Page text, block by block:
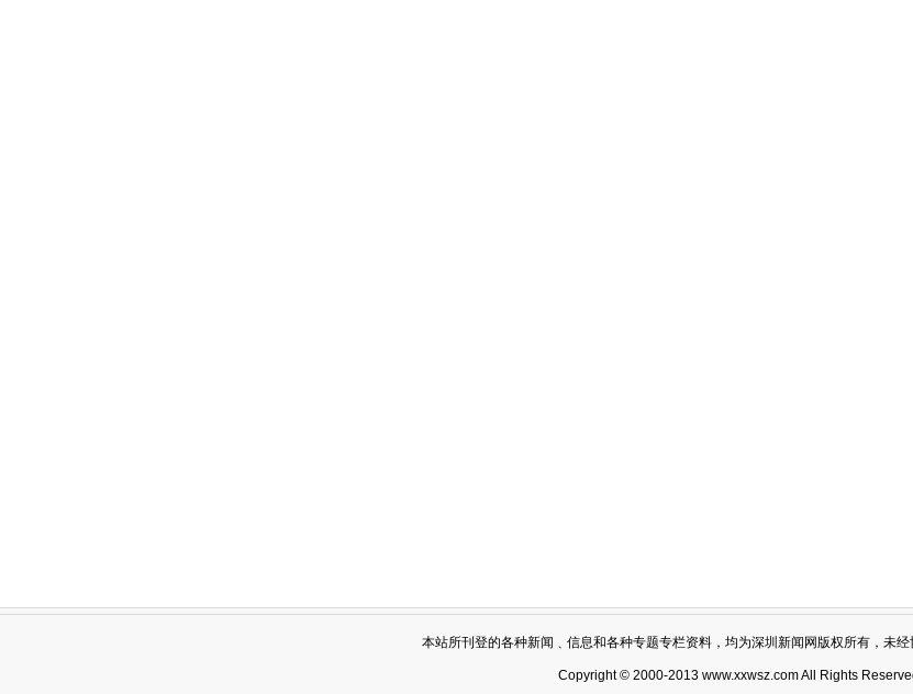
本站所刊登的各种新闻﹑信息和各种专题专栏资料，均为深圳新闻网版权所有，未经
Copyright © 2000-2013 www.xxwsz.com All Rights